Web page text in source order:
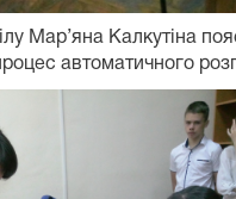
Мар’яна Калкутіна
автоматичного